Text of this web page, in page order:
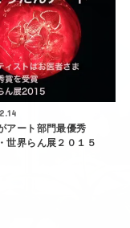
アート部門最優秀
世界らん展２０１５